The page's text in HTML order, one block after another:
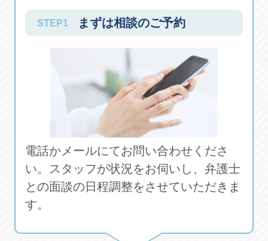
STEP1 まずは相談のご予約
電話かメールにてお問い合わせくださ
い。スタッフが状況をお伺いし、弁護士
との面談の日程調整をさせていただきま
す。